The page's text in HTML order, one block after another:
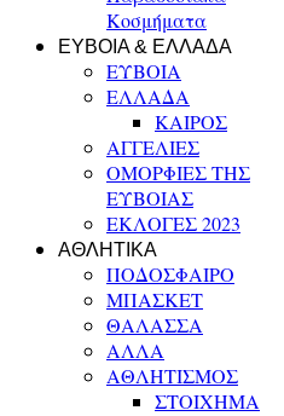
Κοσμήματα
ΕΥΒΟΙΑ & ΕΛΛΑΔΑ
ΕΥΒΟΙΑ
ΕΛΛΑΔΑ
ΚΑΙΡΟΣ
ΑΓΓΕΛΙΕΣ
ΟΜΟΡΦΙΕΣ ΤΗΣ
ΕΥΒΟΙΑΣ
ΕΚΛΟΓΕΣ 2023
ΑΘΛΗΤΙΚΑ
ΠΟΔΟΣΦΑΙΡΟ
ΜΠΑΣΚΕΤ
ΘΑΛΑΣΣΑ
ΑΛΛΑ
ΑΘΛΗΤΙΣΜΟΣ
ΣΤΟΙΧΗΜΑ